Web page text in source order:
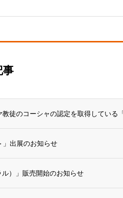
事
」出展のお知らせ
）」販売開始のお知らせ